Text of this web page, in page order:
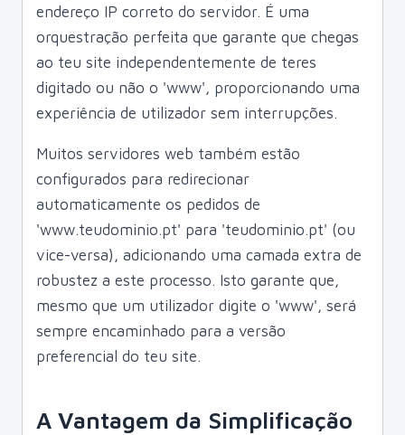
endereço IP correto do servidor. É uma
orquestração perfeita que garante que chegas
ao teu site independentemente de teres
digitado ou não o 'www', proporcionando uma
experiência de utilizador sem interrupções.
Muitos servidores web também estão
configurados para redirecionar
automaticamente os pedidos de
'www.teudominio.pt' para 'teudominio.pt' (ou
vice-versa), adicionando uma camada extra de
robustez a este processo. Isto garante que,
mesmo que um utilizador digite o 'www', será
sempre encaminhado para a versão
preferencial do teu site.
A Vantagem da Simplificação